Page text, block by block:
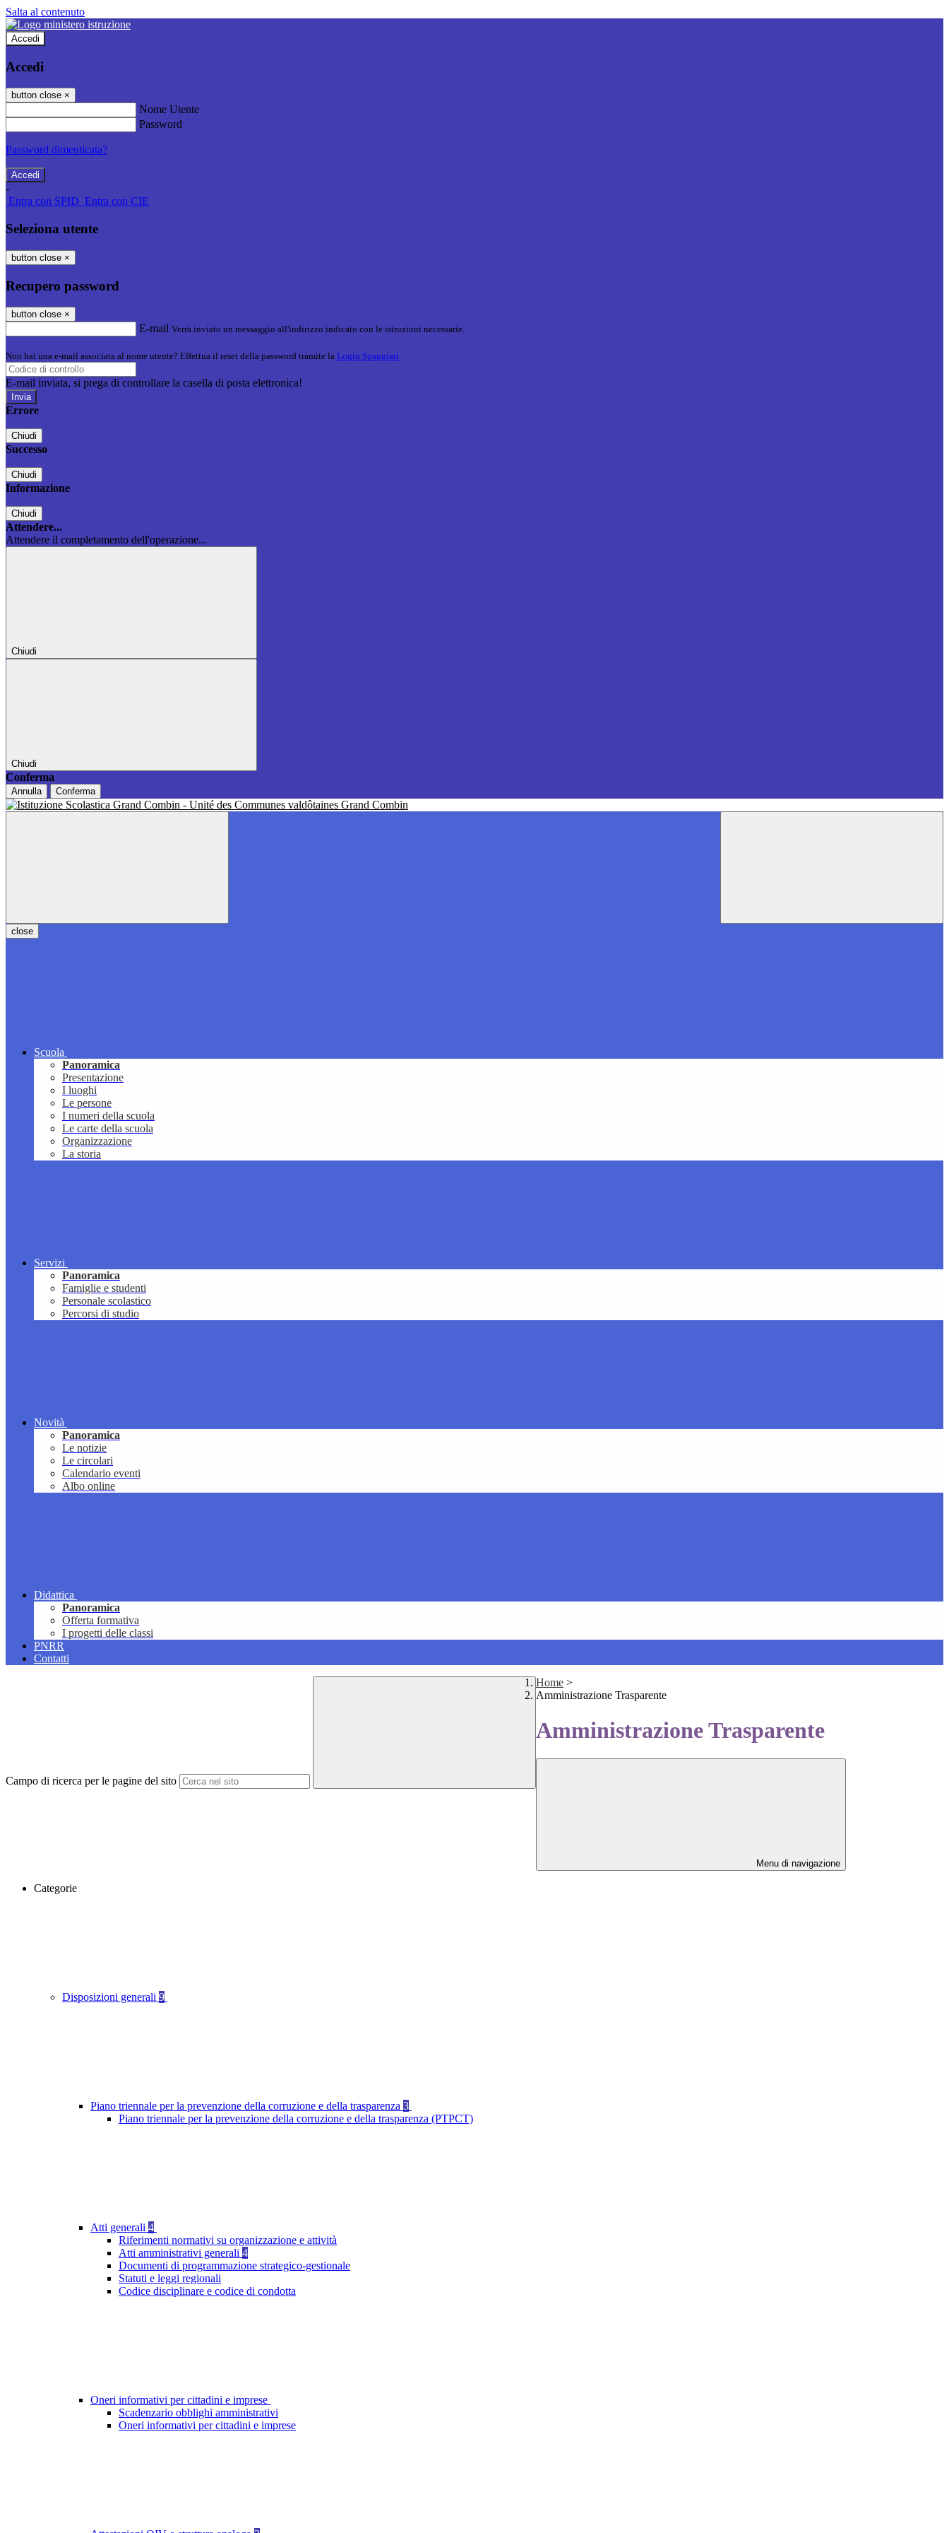
Salta al contenuto
Accedi
Accedi
button close ×
Nome Utente
Password
Password dimenticata?
-
Entra con SPID Entra con CIE
Seleziona utente
button close ×
Recupero password
button close ×
E-mail Verrà inviato un messaggio all'indirizzo indicato con le istruzioni necessarie.
Non hai una e-mail associata al nome utente? Effettua il reset della password tramite la Login Spaggiari
E-mail inviata, si prega di controllare la casella di posta elettronica!
Errore
Chiudi
Successo
Chiudi
Informazione
Chiudi
Attendere...
Attendere il completamento dell'operazione...
Chiudi
Chiudi
Conferma
Annulla Conferma
close
Scuola
Panoramica
Presentazione
I luoghi
Le persone
I numeri della scuola
Le carte della scuola
Organizzazione
La storia
Servizi
Panoramica
Famiglie e studenti
Personale scolastico
Percorsi di studio
Novità
Panoramica
Le notizie
Le circolari
Calendario eventi
Albo online
Didattica
Panoramica
Offerta formativa
I progetti delle classi
PNRR
Contatti
Campo di ricerca per le pagine del sito
Home >
Amministrazione Trasparente
Amministrazione Trasparente
Menu di navigazione
Categorie
Disposizioni generali 9
Piano triennale per la prevenzione della corruzione e della trasparenza 3
Piano triennale per la prevenzione della corruzione e della trasparenza (PTPCT)
Atti generali 4
Riferimenti normativi su organizzazione e attività
Atti amministrativi generali 4
Documenti di programmazione strategico-gestionale
Statuti e leggi regionali
Codice disciplinare e codice di condotta
Oneri informativi per cittadini e imprese
Scadenzario obblighi amministrativi
Oneri informativi per cittadini e imprese